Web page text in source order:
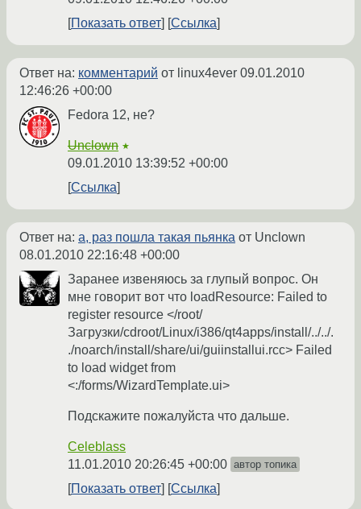
Показать ответ
Ссылка
Ответ на: комментарий от linux4ever 09.01.2010
12:46:26 +00:00
Fеdorа 12, не?
Unclown ★
09.01.2010 13:39:52 +00:00
Ссылка
Ответ на: а, раз пошла такая пьянка от Unclown
08.01.2010 22:16:48 +00:00
Заранее извеняюсь за глупый вопрос. Он
мне говорит вот что loadResource: Failed to
register resource </root/
Загрузки/cdroot/Linux/i386/qt4apps/install/../../.
./noarch/install/share/ui/guiinstallui.rcc> Failed
to load widget from
<:/forms/WizardTemplate.ui>
Подскажите пожалуйста что дальше.
Celeblass
11.01.2010 20:26:45 +00:00 автор топика
Показать ответ Ссылка